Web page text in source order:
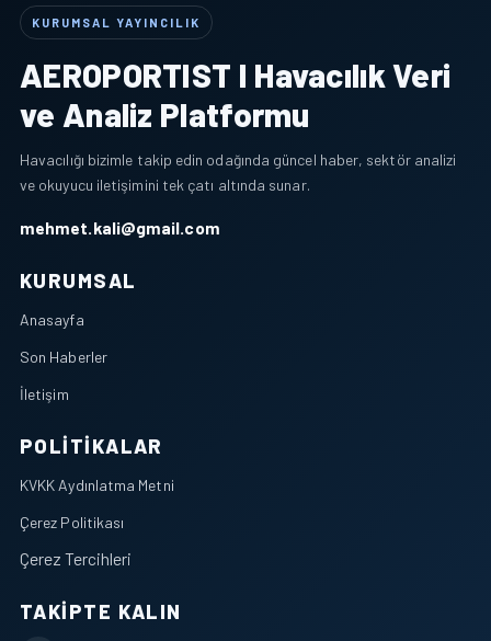
KURUMSAL YAYINCILIK
AEROPORTIST I Havacılık Veri
ve Analiz Platformu
Havacılığı bizimle takip edin odağında güncel haber, sektör analizi
ve okuyucu iletişimini tek çatı altında sunar.
mehmet.kali@gmail.com
KURUMSAL
Anasayfa
Son Haberler
İletişim
POLITIKALAR
KVKK Aydınlatma Metni
Çerez Politikası
Çerez Tercihleri
TAKIPTE KALIN